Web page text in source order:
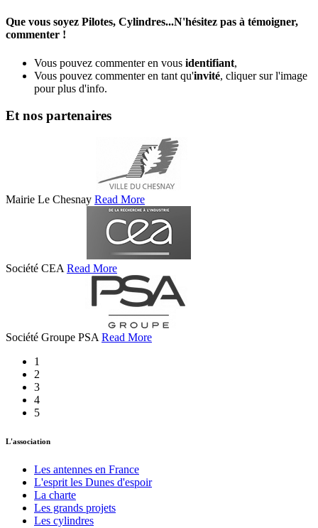
Que vous soyez Pilotes, Cylindres...N'hésitez pas à témoigner,
commenter !
Vous pouvez commenter en vous identifiant,
Vous pouvez commenter en tant qu'invité, cliquer sur l'image
pour plus d'info.
Et nos partenaires
Mairie Le Chesnay Read More
Société CEA Read More
Société Groupe PSA Read More
1
2
3
4
5
L'association
Les antennes en France
L'esprit les Dunes d'espoir
La charte
Les grands projets
Les cylindres